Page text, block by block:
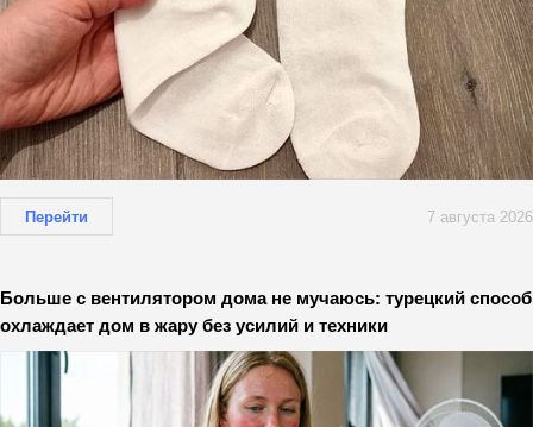
Перейти 7 августа 2026
Больше с вентилятором дома не мучаюсь: турецкий способ
охлаждает дом в жару без усилий и техники